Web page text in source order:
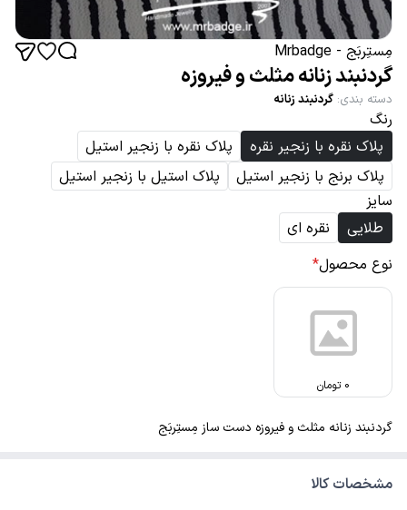
مِستِربَج - Mrbadge
گردنبند زنانه مثلث و فیروزه
دسته بندی: گردنبند زنانه
رنگ
پلاک نقره با زنجیر نقره
پلاک نقره با زنجیر استیل
پلاک برنج با زنجیر استیل
پلاک استیل با زنجیر استیل
سایز
طلایی
نقره ای
نوع محصول*
0 تومان
گردنبند زنانه مثلث و فیروزه دست ساز مِستِربَج
مشخصات کالا